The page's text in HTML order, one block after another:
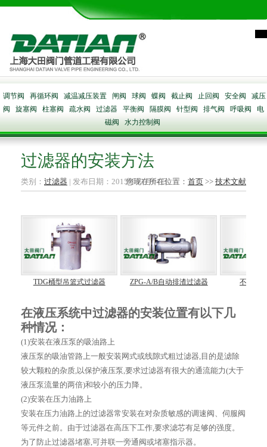
调节阀 再循环阀 减温减压装置 闸阀 球阀 蝶阀 截止阀 止回阀 安全阀
减压
阀
旋塞阀 柱塞阀 疏水阀 过滤器 平衡阀 隔膜阀 针型阀 排气阀 呼吸阀
电
磁阀
水力控制阀
过滤器的安装方法
类别： 过滤器 | 发布日期：2015年03月04日
您现在所在位置： 首页 >> 技术文献
TDG桶型吊篮式过滤器 ZPG-A/B自动排渣过滤器 不锈钢
在液压系统中过滤器的安装位置有以下几
种情况：
(1)安装在液压泵的吸油路上
液压泵的吸油管路上一般安装网式或线隙式粗过滤器,目的是滤除
较大颗粒的杂质,以保护液压泵,要求过滤器有很大的通流能力(大于
液压泵流量的两倍)和较小的压力降。
(2)安装在压力油路上
安装在压力油路上的过滤器常安装在对杂质敏感的调速阀、伺服阀
等元件之前。由于过滤器在高压下工作,要求滤芯有足够的强度。
为了防止过滤器堵塞,可并联一旁通阀或堵塞指示器。